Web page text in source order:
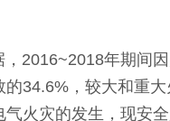
年期间因
34.6%，较大和重
火灾的发生，现安